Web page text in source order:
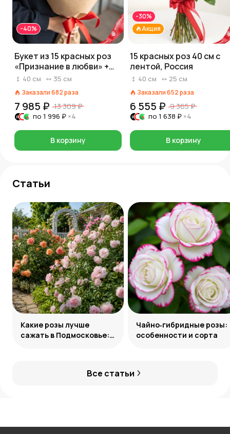
-40%
Букет из 15 красных роз
«Признание в любви» +
Мишка + Набор конфет
40 см 35 см
Заказали682раза
7 985 ₽ 13 309 ₽
по 1 996 ₽ ×4
В корзину
Акция
-30%
15 красных роз 40 см с
лентой, Россия
40 см 25 см
Заказали652раза
6 555 ₽ 9 365 ₽
по 1 638 ₽ ×4
В корзину
Статьи
Все статьи
Какие розы лучше
сажать в Подмосковье:
Чайно‑гибридные розы:
особенности и сорта